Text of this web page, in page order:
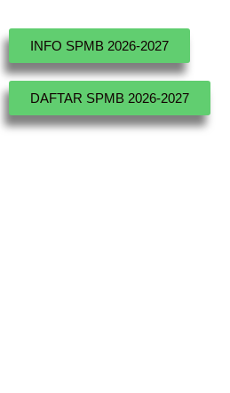
INFO SPMB 2026-2027
DAFTAR SPMB 2026-2027